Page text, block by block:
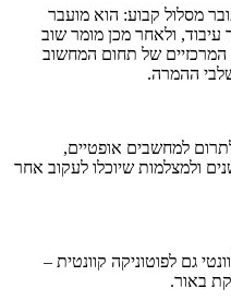
מסלול קבוע: הוא מועבר
ולאחר מכן מומר שוב
המרכזיים של תחום המחשוב
ההמרה.
למחשבים אופטיים,
ולמצלמות שיוכלו לעקוב אחר
גם לפוטוניקה קוונטית –
באור.